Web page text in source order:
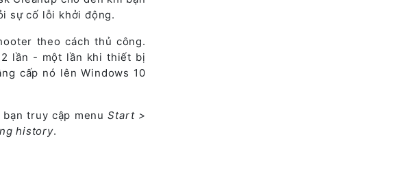
sự cố lỗi khởi động.
theo cách thủ công.
lần - một lần khi thiết bị
cấp nó lên Windows 10
bạn truy cập menuStart >
history.